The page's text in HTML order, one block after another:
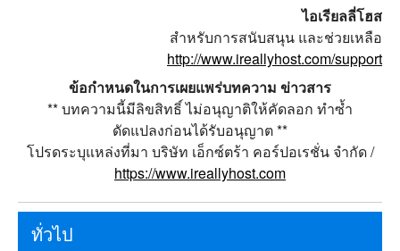
ไอเรียลลี่โฮส
สำหรับการสนับสนุน และช่วยเหลือ
http://www.ireallyhost.com/support
ข้อกำหนดในการเผยแพร่บทความ ข่าวสาร
** บทความนี้มีลิขสิทธิ์ ไม่อนุญาติให้คัดลอก ทำซ้ำ
ดัดแปลงก่อนได้รับอนุญาต **
โปรดระบุแหล่งที่มา บริษัท เอ็กซ์ตร้า คอร์ปอเรชั่น จำกัด /
https://www.ireallyhost.com
ทั่วไป